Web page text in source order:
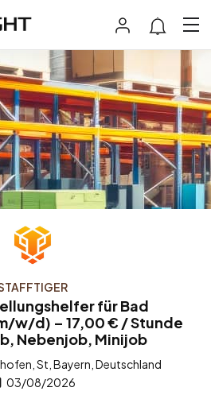
für Bad
w/d) – 17,00 € / Stunde
Nebenjob, Minijob
St, Bayern, Deutschland
03/08/2026